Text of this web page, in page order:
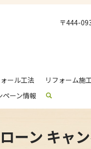
〒444-
ール工法 リフォーム施
ペーン情報 search
ーン キャ